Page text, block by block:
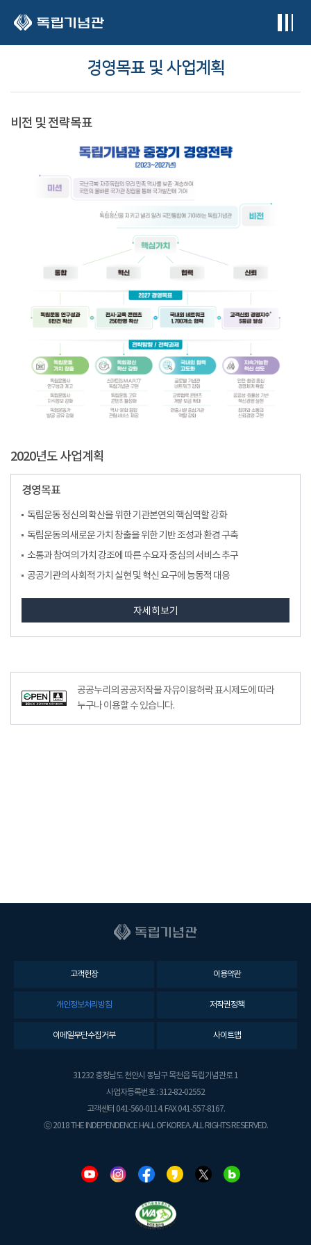
경영목표 및 사업계획
비전 및 전략목표
2020년도 사업계획
경영목표
독립운동 정신의 확산을 위한 기관본연의 핵심역할 강화
독립운동의 새로운 가치 창출을 위한 기반 조성과 환경 구축
소통과 참여의 가치 강조에 따른 수요자 중심의 서비스 추구
공공기관의 사회적 가치 실현 및 혁신 요구에 능동적 대응
자세히보기
공공누리의 공공저작물 자유이용허락 표시제도에 따라
누구나 이용할 수 있습니다.
고객헌장 이용약관
개인정보처리방침 저작권정책
이메일무단수집거부 사이트맵
31232 충청남도 천안시 동남구 목천읍 독립기념관로 1
사업자등록번호 : 312-82-02552
고객센터 041-560-0114. FAX 041-557-8167.
ⓒ 2018 THE INDEPENDENCE HALL OF KOREA. ALL RIGHTS RESERVED.